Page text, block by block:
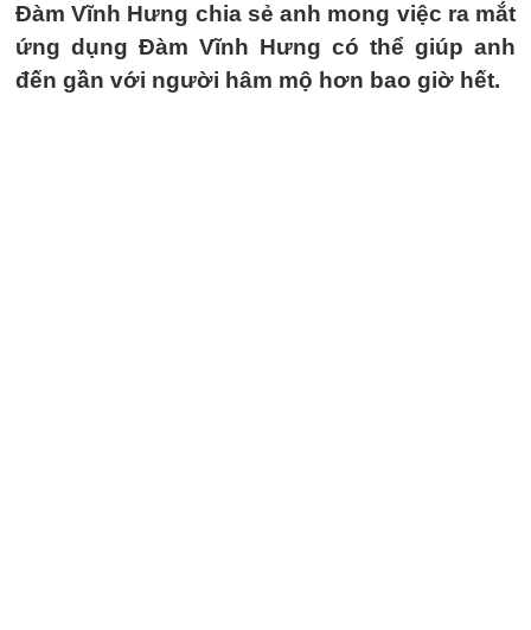
Đàm Vĩnh Hưng chia sẻ anh mong việc ra mắt
ứng dụng Đàm Vĩnh Hưng có thể giúp anh
đến gần với người hâm mộ hơn bao giờ hết.